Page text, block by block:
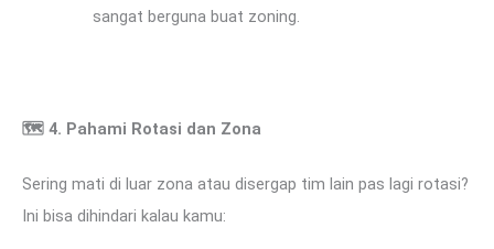
sangat berguna buat zoning.
🗺 ️ 4. Pahami Rotasi dan Zona
Sering mati di luar zona atau disergap tim lain pas lagi rotasi?
Ini bisa dihindari kalau kamu: